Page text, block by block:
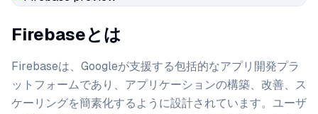
Firebaseとは
Firebaseは、Googleが支援する包括的なアプリ開発プラ
ットフォームであり、アプリケーションの構築、改善、ス
ケーリングを簡素化するように設計されています。ユーザ